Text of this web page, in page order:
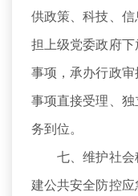
供政策、科技、
担上级党委政府
事项，承办行政
事项直接受理、
务到位。
七、维护社会
建公共安全防控